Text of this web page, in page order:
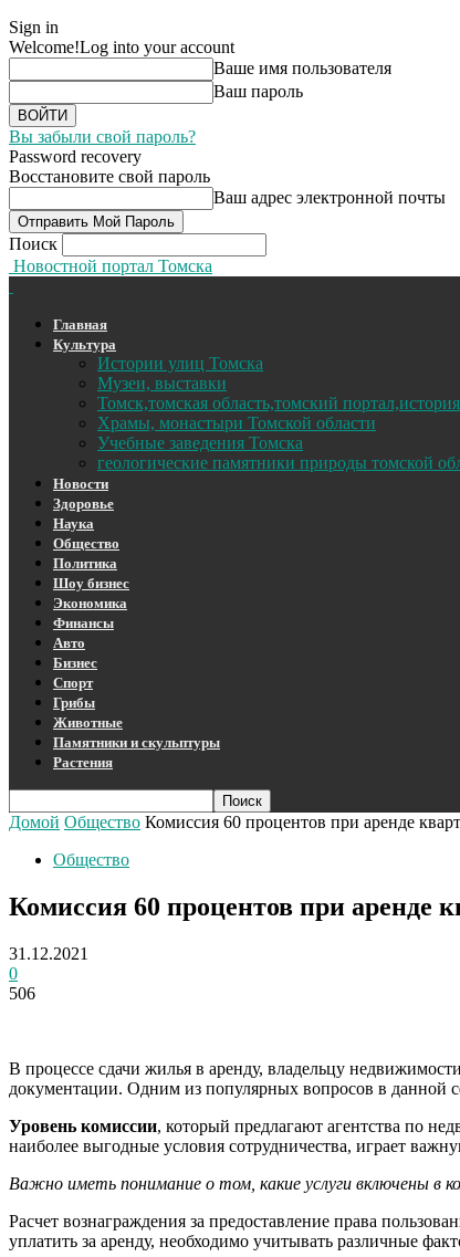
Sign in
Welcome!Log into your account
Ваше имя пользователя
Ваш пароль
Вы забыли свой пароль?
Password recovery
Восстановите свой пароль
Ваш адрес электронной почты
Поиск
Новостной портал Томска
Главная
Культура
Истории улиц Томска
Музеи, выставки
Томск,томская область,томский
Храмы, монастыри Томской области
Учебные заведения Томска
геологические памятники природы томской
Новости
Здоровье
Наука
Общество
Политика
Шоу бизнес
Экономика
Финансы
Авто
Бизнес
Спорт
Грибы
Животные
Памятники и скульптуры
Растения
Домой Общество Комиссия 60 процентов при аренде
Общество
Комиссия 60 процентов при аренде
31.12.2021
0
506
В процессе сдачи жилья в аренду, владельцу
документации. Одним из популярных вопросов в данной
Уровень комиссии, который предлагают агентства по
наиболее выгодные условия сотрудничества, играет
Важно иметь понимание о том, какие услуги включены в
Расчет вознаграждения за предоставление права
уплатить за аренду, необходимо учитывать различные